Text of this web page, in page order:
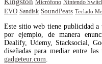
Kingston Micrófono Nintendo
EVO Sandisk SoundPeats Teclado
Este sitio web tiene publicidad a
por ejemplo, de manera
Dealify, Udemy, Stacksocial,
diseñadas para mediar entre
gadgeteur.com.